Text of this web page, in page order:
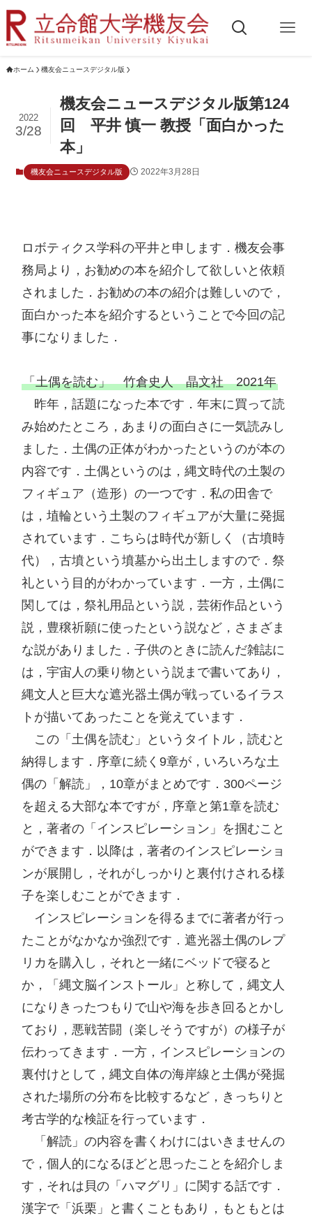
ホーム 機友会ニュースデジタル版
機友会ニュースデジタル版第124
回 平井 慎一 教授「面白かった
本」
2022
3/28
機友会ニュースデジタル版 2022年3月28日
ロボティクス学科の平井と申します．機友会事
務局より，お勧めの本を紹介して欲しいと依頼
されました．お勧めの本の紹介は難しいので，
面白かった本を紹介するということで今回の記
事になりました．
「土偶を読む」　竹倉史人　晶文社　2021年
昨年，話題になった本です．年末に買って読
み始めたところ，あまりの面白さに一気読みし
ました．土偶の正体がわかったというのが本の
内容です．土偶というのは，縄文時代の土製の
フィギュア（造形）の一つです．私の田舎で
は，埴輪という土製のフィギュアが大量に発掘
されています．こちらは時代が新しく（古墳時
代），古墳という墳墓から出土しますので．祭
礼という目的がわかっています．一方，土偶に
関しては，祭礼用品という説，芸術作品という
説，豊穣祈願に使ったという説など，さまざま
な説がありました．子供のときに読んだ雑誌に
は，宇宙人の乗り物という説まで書いてあり，
縄文人と巨大な遮光器土偶が戦っているイラス
トが描いてあったことを覚えています．
この「土偶を読む」というタイトル，読むと
納得します．序章に続く9章が，いろいろな土
偶の「解読」，10章がまとめです．300ページ
を超える大部な本ですが，序章と第1章を読む
と，著者の「インスピレーション」を掴むこと
ができます．以降は，著者のインスピレーショ
ンが展開し，それがしっかりと裏付けされる様
子を楽しむことができます．
インスピレーションを得るまでに著者が行っ
たことがなかなか強烈です．遮光器土偶のレプ
リカを購入し，それと一緒にベッドで寝ると
か，「縄文脳インストール」と称して，縄文人
になりきったつもりで山や海を歩き回るとかし
ており，悪戦苦闘（楽しそうですが）の様子が
伝わってきます．一方，インスピレーションの
裏付けとして，縄文自体の海岸線と土偶が発掘
された場所の分布を比較するなど，きっちりと
考古学的な検証を行っています．
「解読」の内容を書くわけにはいきませんの
で，個人的になるほどと思ったことを紹介しま
す，それは貝の「ハマグリ」に関する話です．
漢字で「浜栗」と書くこともあり，もともとは